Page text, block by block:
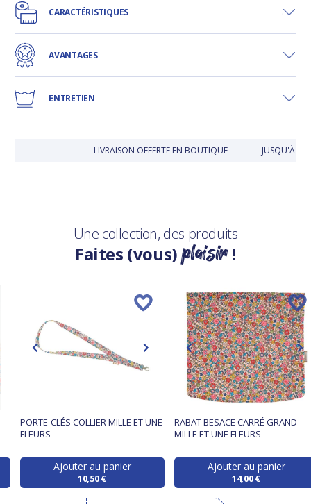
CARACTÉRISTIQUES
AVANTAGES
ENTRETIEN
LIVRAISON OFFERTE EN BOUTIQUE JUSQU'À 30
Une collection, des produits
Faites (vous)plaisir!
PORTE-CLÉS COLLIER MILLE ET UNE
FLEURS
Ajouter au panier
10,50 €
RABAT BESACE CARRÉ GRAND
MILLE ET UNE FLEURS
Ajouter au panier
14,00 €